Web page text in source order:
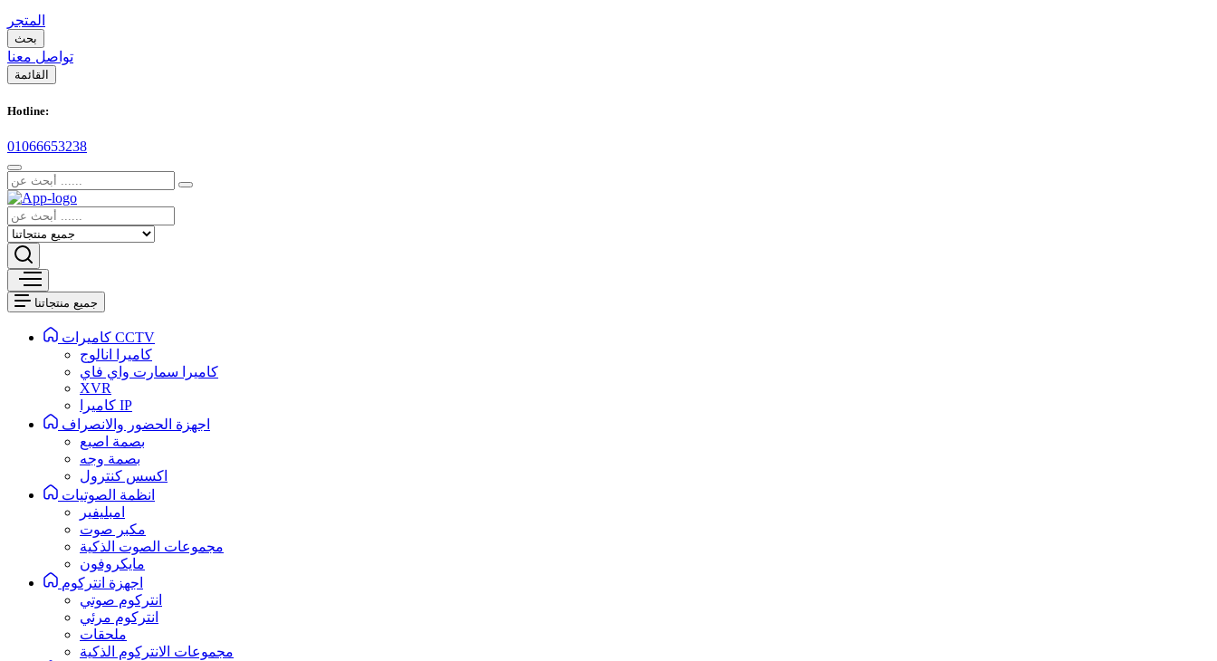
المتجر
بحث
تواصل معنا
القائمة
Hotline:
01066653238
جميع منتجاتنا
كاميرات CCTV
كاميرا انالوج
كاميرا سمارت واي فاي
XVR
كاميرا IP
اجهزة الحضور والانصراف
بصمة اصبع
بصمة وجه
اكسس كنترول
انظمة الصوتيات
امبليفير
مكبر صوت
مجموعات الصوت الذكية
مايكروفون
اجهزة انتركوم
انتركوم صوتي
انتركوم مرئي
ملحقات
مجموعات الانتركوم الذكية